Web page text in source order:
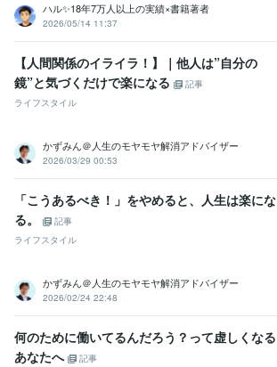
ハル✨18年7万人以上の実績×書籍著者
2026/05/14 11:37
【人間関係のイライラ！】｜他人は”自分の
鏡”と気づくだけで楽になる
記事
ライフスタイル
かずみん＠人生のモヤモヤ解消アドバイザー
2026/03/29 00:53
「こうあるべき！」をやめると、人生は楽にな
る。
記事
ライフスタイル
かずみん＠人生のモヤモヤ解消アドバイザー
2026/02/24 22:48
何のために働いてるんだろう？って虚しくなる
あなたへ
記事